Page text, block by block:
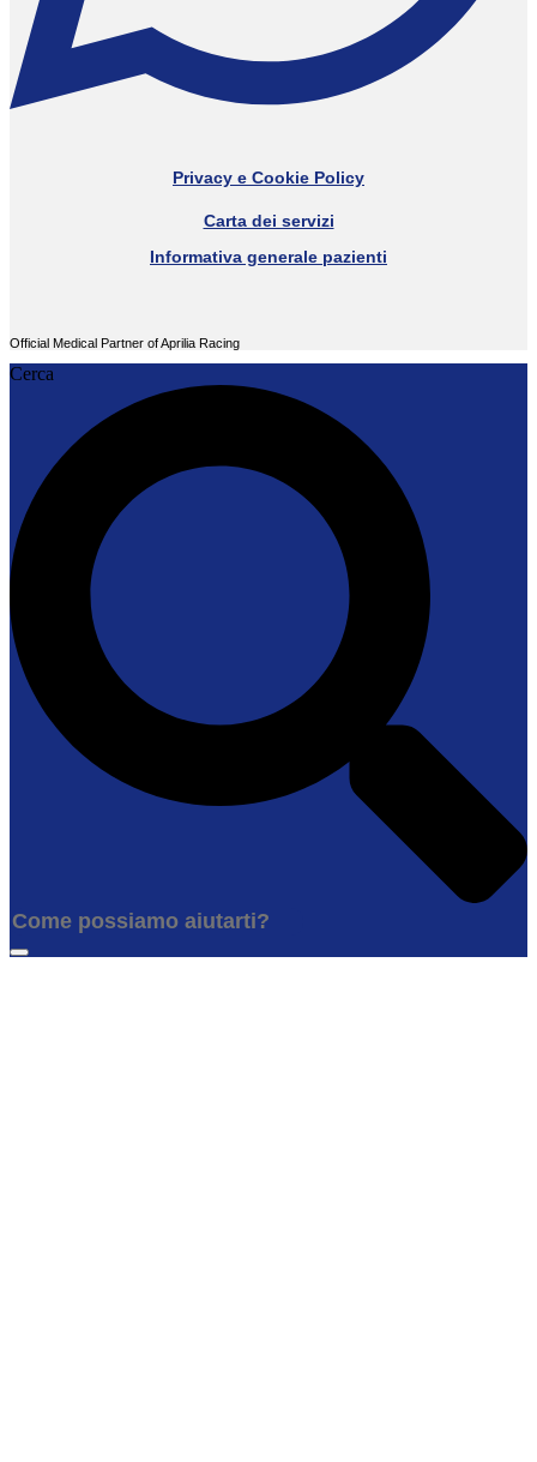
Privacy e Cookie Policy
Carta dei servizi
Informativa generale pazienti
Official Medical Partner of Aprilia Racing
Cerca